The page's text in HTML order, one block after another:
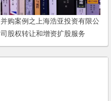
并购案例之上海浩亚投资有限公
司股权转让和增资扩股服务